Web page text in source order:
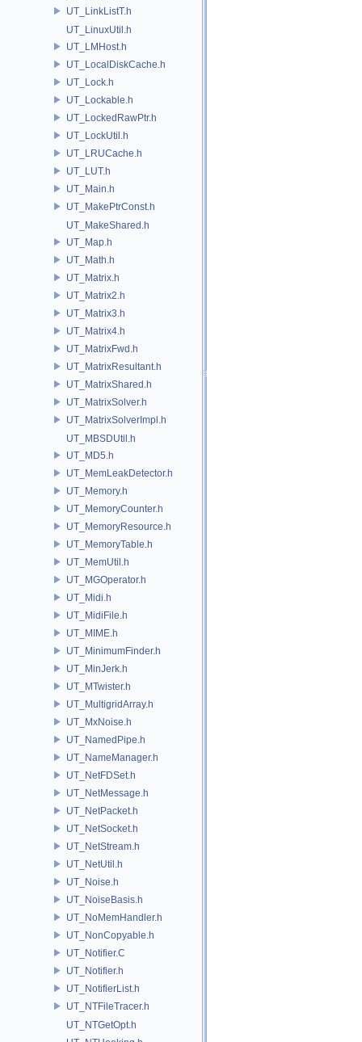
UT_LinkListT.h
UT_LinuxUtil.h
UT_LMHost.h
UT_LocalDiskCache.h
UT_Lock.h
UT_Lockable.h
UT_LockedRawPtr.h
UT_LockUtil.h
UT_LRUCache.h
UT_LUT.h
UT_Main.h
UT_MakePtrConst.h
UT_MakeShared.h
UT_Map.h
UT_Math.h
UT_Matrix.h
UT_Matrix2.h
UT_Matrix3.h
UT_Matrix4.h
UT_MatrixFwd.h
UT_MatrixResultant.h
UT_MatrixShared.h
UT_MatrixSolver.h
UT_MatrixSolverImpl.h
UT_MBSDUtil.h
UT_MD5.h
UT_MemLeakDetector.h
UT_Memory.h
UT_MemoryCounter.h
UT_MemoryResource.h
UT_MemoryTable.h
UT_MemUtil.h
UT_MGOperator.h
UT_Midi.h
UT_MidiFile.h
UT_MIME.h
UT_MinimumFinder.h
UT_MinJerk.h
UT_MTwister.h
UT_MultigridArray.h
UT_MxNoise.h
UT_NamedPipe.h
UT_NameManager.h
UT_NetFDSet.h
UT_NetMessage.h
UT_NetPacket.h
UT_NetSocket.h
UT_NetStream.h
UT_NetUtil.h
UT_Noise.h
UT_NoiseBasis.h
UT_NoMemHandler.h
UT_NonCopyable.h
UT_Notifier.C
UT_Notifier.h
UT_NotifierList.h
UT_NTFileTracer.h
UT_NTGetOpt.h